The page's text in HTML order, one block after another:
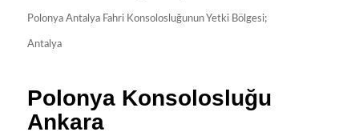
Polonya Antalya Fahri Konsolosluğunun Yetki Bölgesi;
Antalya
Polonya Konsolosluğu
Ankara